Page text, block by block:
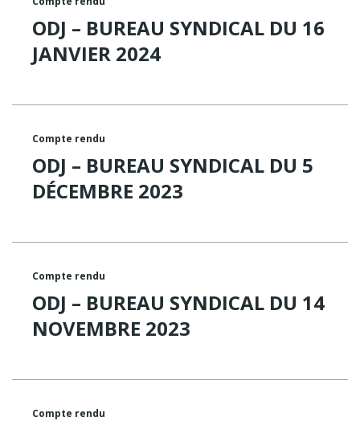
ODJ – BUREAU SYNDICAL DU 16
JANVIER 2024
Compte rendu
ODJ – BUREAU SYNDICAL DU 5
DÉCEMBRE 2023
Compte rendu
ODJ – BUREAU SYNDICAL DU 14
NOVEMBRE 2023
Compte rendu